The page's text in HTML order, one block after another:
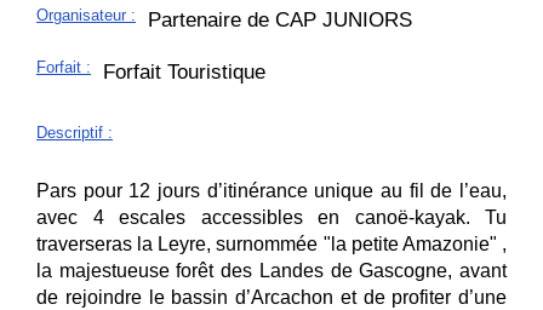
Organisateur : Partenaire de CAP JUNIORS
Forfait : Forfait Touristique
Descriptif :
Pars pour 12 jours d’itinérance unique au fil de l’eau,
avec 4 escales accessibles en canoë-kayak. Tu
traverseras la Leyre, surnommée "la petite Amazonie" ,
la majestueuse forêt des Landes de Gascogne, avant
de rejoindre le bassin d’Arcachon et de profiter d’une